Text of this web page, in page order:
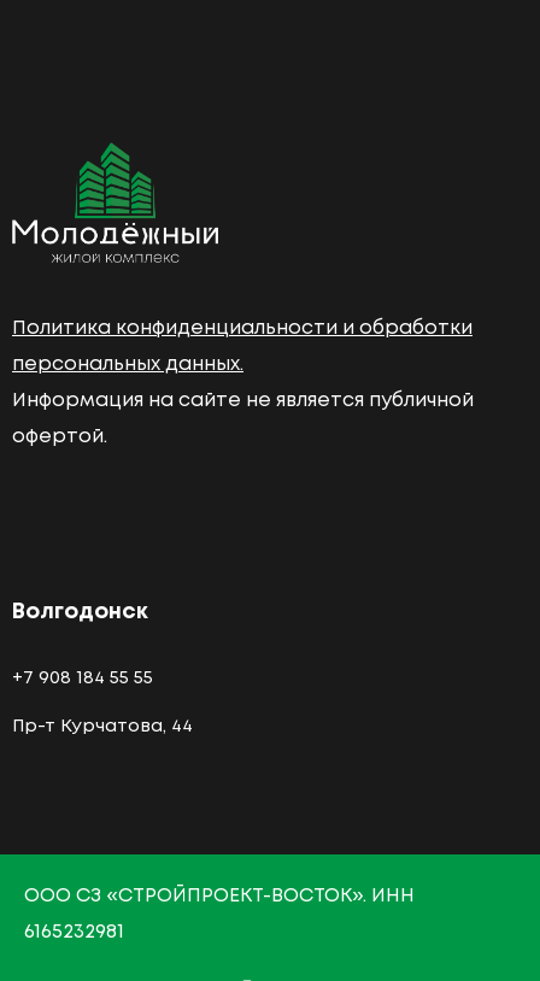
Политика конфиденциальности и обработки
персональных данных.
Информация на сайте не является публичной
офертой.
Волгодонск
+7 908 184 55 55
Пр-т Курчатова, 44
ООО СЗ «СТРОЙПРОЕКТ-ВОСТОК». ИНН
6165232981